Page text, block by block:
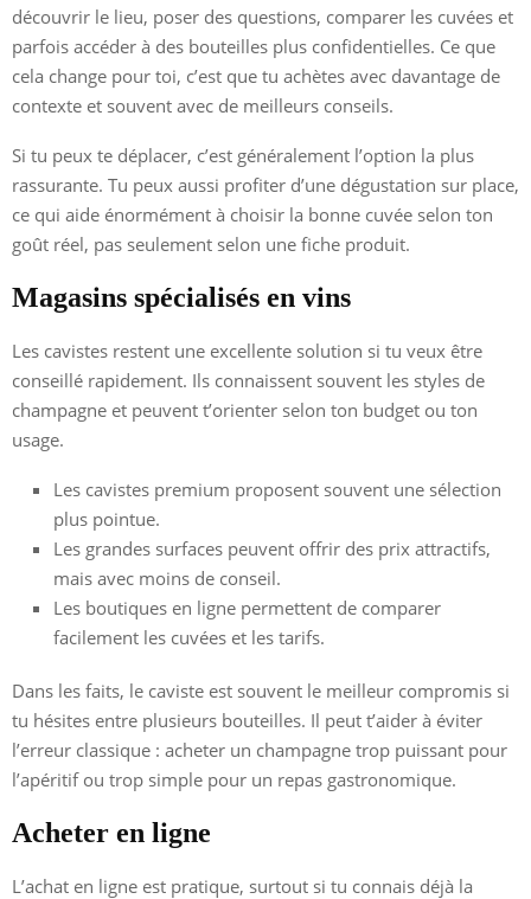
découvrir le lieu, poser des questions, comparer les cuvées et
parfois accéder à des bouteilles plus confidentielles. Ce que
cela change pour toi, c’est que tu achètes avec davantage de
contexte et souvent avec de meilleurs conseils.
Si tu peux te déplacer, c’est généralement l’option la plus
rassurante. Tu peux aussi profiter d’une dégustation sur place,
ce qui aide énormément à choisir la bonne cuvée selon ton
goût réel, pas seulement selon une fiche produit.
Magasins spécialisés en vins
Les cavistes restent une excellente solution si tu veux être
conseillé rapidement. Ils connaissent souvent les styles de
champagne et peuvent t’orienter selon ton budget ou ton
usage.
Les cavistes premium proposent souvent une sélection
plus pointue.
Les grandes surfaces peuvent offrir des prix attractifs,
mais avec moins de conseil.
Les boutiques en ligne permettent de comparer
facilement les cuvées et les tarifs.
Dans les faits, le caviste est souvent le meilleur compromis si
tu hésites entre plusieurs bouteilles. Il peut t’aider à éviter
l’erreur classique : acheter un champagne trop puissant pour
l’apéritif ou trop simple pour un repas gastronomique.
Acheter en ligne
L’achat en ligne est pratique, surtout si tu connais déjà la